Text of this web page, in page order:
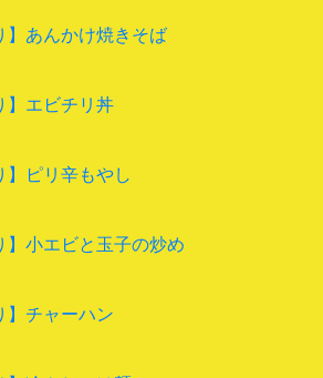
】あんかけ焼きそば
】エビチリ丼
】ピリ辛もやし
】小エビと玉子の炒め
】チャーハン